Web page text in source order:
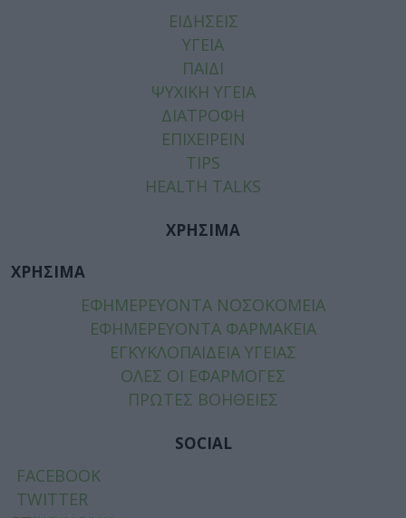
ΕΙΔΗΣΕΙΣ
ΥΓΕΙΑ
ΠΑΙΔΙ
ΨΥΧΙΚΗ ΥΓΕΙΑ
ΔΙΑΤΡΟΦΗ
ΕΠΙΧΕΙΡΕΙΝ
TIPS
HEALTH TALKS
ΧΡΗΣΙΜΑ
ΧΡΗΣΙΜΑ
ΕΦΗΜΕΡΕΥΟΝΤΑ ΝΟΣΟΚΟΜΕΙΑ
ΕΦΗΜΕΡΕΥΟΝΤΑ ΦΑΡΜΑΚΕΙΑ
ΕΓΚΥΚΛΟΠΑΙΔΕΙΑ ΥΓΕΙΑΣ
ΟΛΕΣ ΟΙ ΕΦΑΡΜΟΓΕΣ
ΠΡΩΤΕΣ ΒΟΗΘΕΙΕΣ
SOCIAL
FACEBOOK
TWITTER